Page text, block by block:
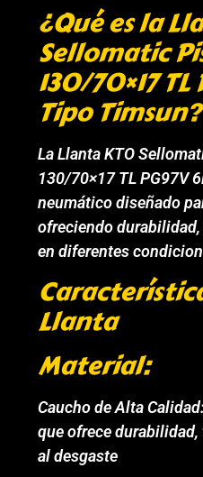
¿Qué es la
Sellomatic
130/70×17 TL
Tipo Timsun?
La Llanta KTO
130/70×17 TL PG97V
neumático diseñado
ofreciendo
en diferentes
Llanta
Material:
Caucho de Alta
que ofrece
al desgaste